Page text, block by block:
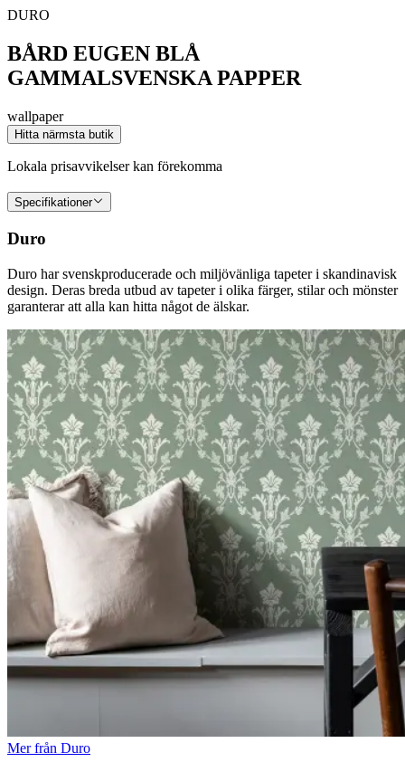
DURO
BÅRD EUGEN BLÅ
GAMMALSVENSKA PAPPER
wallpaper
Hitta närmsta butik
Lokala prisavvikelser kan förekomma
Specifikationer
Duro
Duro har svenskproducerade och miljövänliga tapeter i skandinavisk
design. Deras breda utbud av tapeter i olika färger, stilar och mönster
garanterar att alla kan hitta något de älskar.
Mer från Duro